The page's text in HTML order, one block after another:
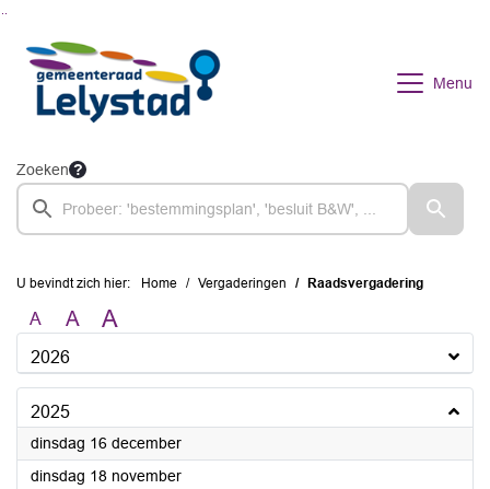
Menu
Zoeken
U bevindt zich hier: Home Vergaderingen Raadsvergadering
A A A
2026
2025
dinsdag 16 december2025
dinsdag 18 november2025